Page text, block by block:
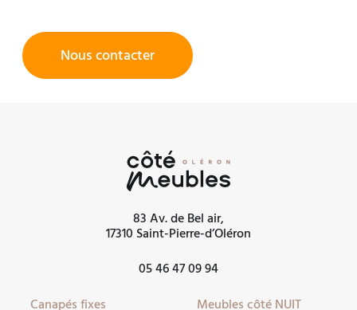
Nous contacter
83 Av. de Bel air,
17310 Saint-Pierre-d’Oléron
05 46 47 09 94
Canapés fixes Meubles côté NUIT